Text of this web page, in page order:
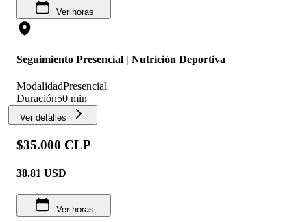
Ver horas
Seguimiento Presencial | Nutrición Deportiva
ModalidadPresencial
Duración50 min
Ver detalles
$35.000 CLP
38.81 USD
Ver horas